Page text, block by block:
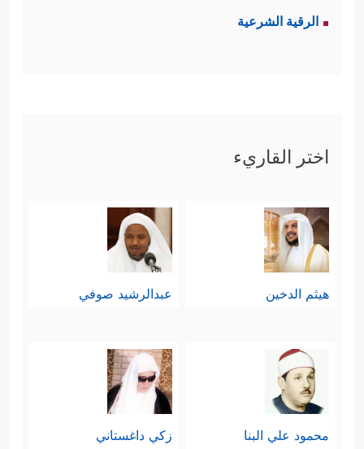
الرقية الشرعية
اختر القاريء
هيثم الدخين عبدالرشيد صوفي
محمود علي البنا زكي داغستاني